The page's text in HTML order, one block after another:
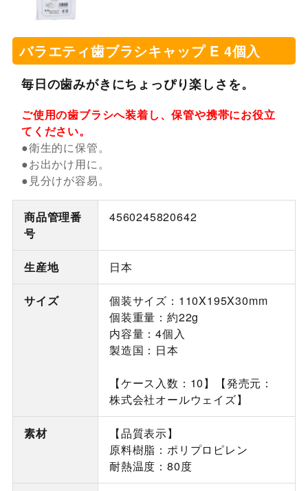
バラエティ歯ブラシキャップ E 4個入
毎日の歯みがきにちょっぴり楽しさを。
ご使用の歯ブラシへ装着し、保管や携帯にお役立
てください。
●衛生的に保管。
●お出かけ用に。
●見分けが容易。
商品管理番
号
4560245820642
生産地 日本
サイズ
個装サイズ：110X195X30mm
個装重量：約22g
内容量：4個入
製造国：日本
【ケース入数：10】【発売元：
株式会社オールウェイズ】
素材
【品質表示】
原料樹脂：ポリプロピレン
耐熱温度：80度